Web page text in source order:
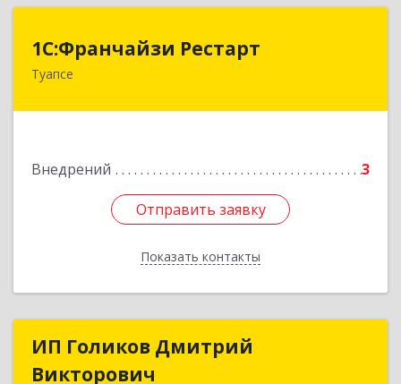
1С:Франчайзи Рестарт
Туапсе
Внедрений 3
Отправить заявку
Показать контакты
1С:Франчайзи Рестарт
Отправить заявку
Назад
ИП Голиков Дмитрий
Викторович
ИП Голиков Дмитрий